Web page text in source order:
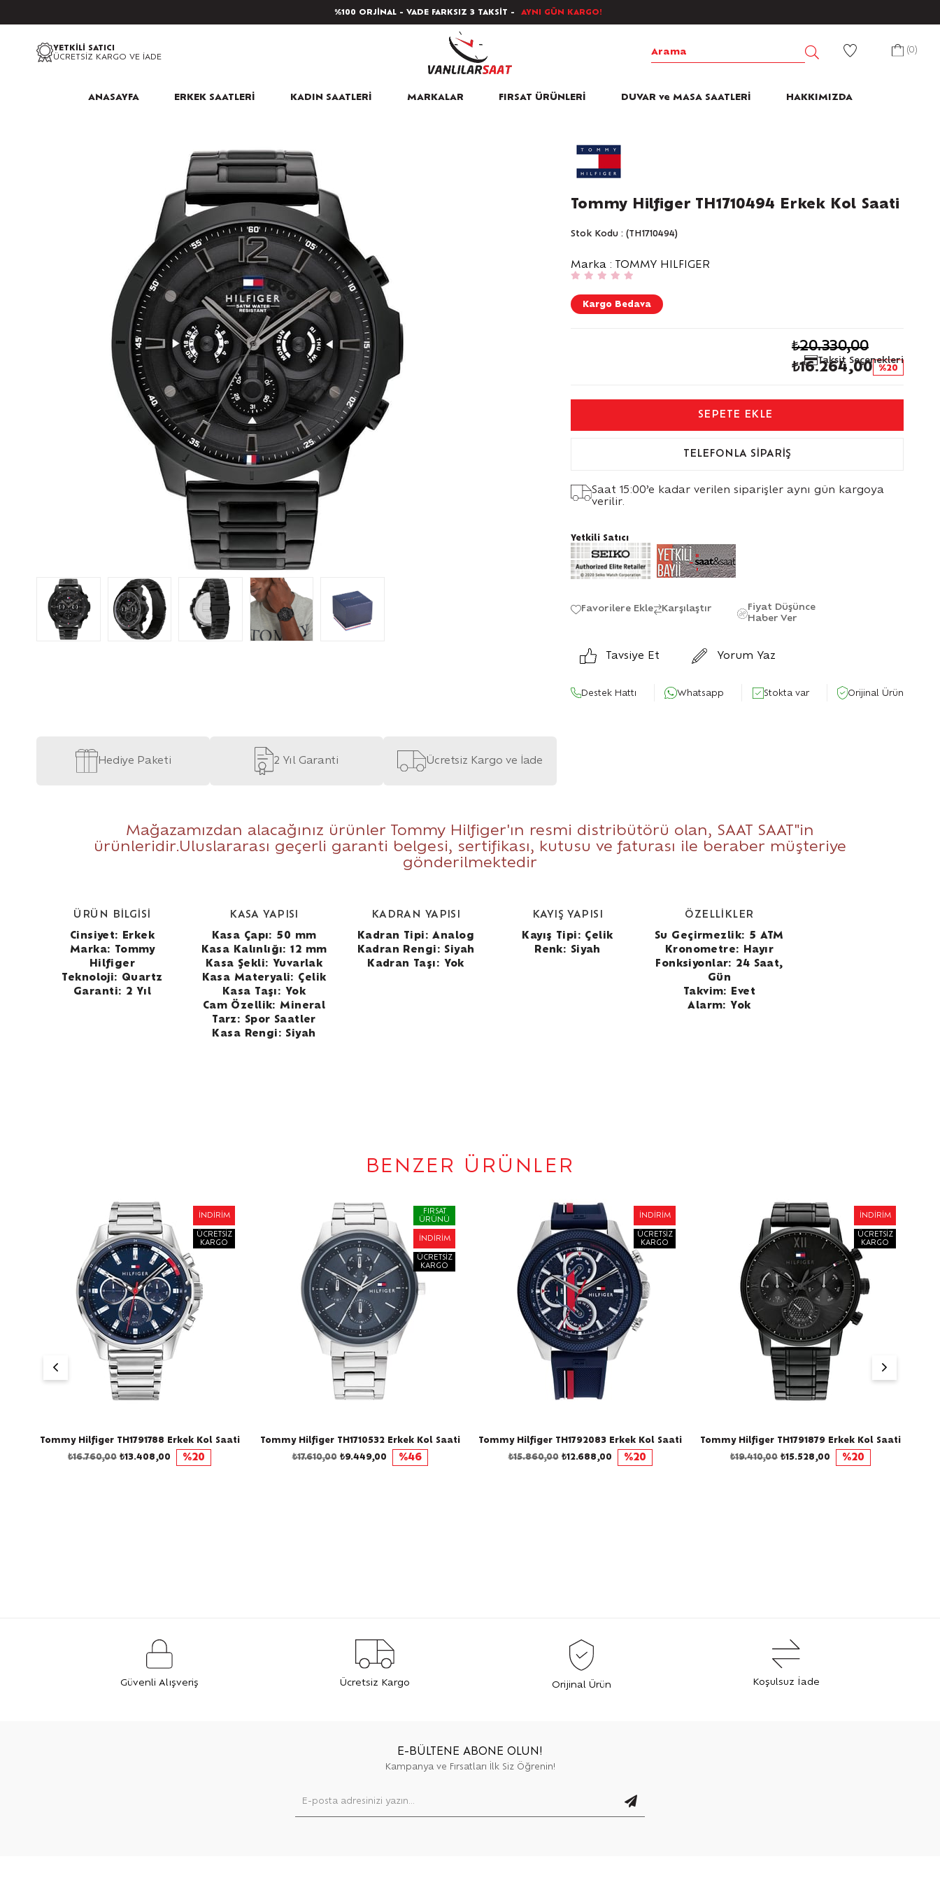
%100 ORJİNAL - VADE FARKSIZ 3 TAKSİT - AYNI GÜN KARGO!
YETKİLİ SATICI
ÜCRETSİZ KARGO VE İADE
0
ANASAYFA ERKEK SAATLERİ KADIN SAATLERİ MARKALAR FIRSAT ÜRÜNLERİ DUVAR ve MASA SAATLERİ HAKKIMIZDA
Tommy Hilfiger TH1710494 Erkek Kol Saati
Stok Kodu (TH1710494)
Marka : TOMMY HILFIGER
Kargo Bedava
Taksit Seçenekleri
20
₺20.330,00
₺16.264,00
TELEFONLA SIPARIŞ
Saat 15:00’e kadar verilen siparişler aynı gün kargoya
verilir.
Yetkili Satıcı
Favorilere Ekle Karşılaştır
Fiyat Düşünce
Haber Ver
Tavsiye Et Yorum Yaz
Destek Hattı Whatsapp Stokta var Orijinal Ürün
Hediye Paketi 2 Yıl Garanti Ücretsiz Kargo ve İade
Mağazamızdan alacağınız ürünler Tommy Hilfiger'ın resmi distribütörü olan, SAAT SAAT "in
ürünleridir.Uluslararası geçerli garanti belgesi, sertifikası, kutusu ve faturası ile beraber müşteriye
gönderilmektedir
ÜRÜN BİLGİSİ
Cinsiyet: Erkek
Marka: Tommy
Hilfiger
Teknoloji: Quartz
Garanti: 2 Yıl
KASA YAPISI
Kasa Çapı: 50 mm
Kasa Kalınlığı: 12 mm
Kasa Şekli: Yuvarlak
Kasa Materyali: Çelik
Kasa Taşı: Yok
Cam Özellik: Mineral
Tarz: Spor Saatler
Kasa Rengi: Siyah
KADRAN YAPISI
Kadran Tipi: Analog
Kadran Rengi: Siyah
Kadran Taşı: Yok
KAYIŞ YAPISI
Kayış Tipi: Çelik
Renk: Siyah
ÖZELLİKLER
Su Geçirmezlik: 5 ATM
Kronometre: Hayır
Fonksiyonlar: 24 Saat,
Gün
Takvim: Evet
Alarm: Yok
BENZER ÜRÜNLER
Tommy Hilfiger TH1791788 Erkek Kol Saati
İNDIRIM
ÜCRETSIZ
KARGO
₺13.408,00
₺16.760,00 %20
Tommy Hilfiger TH1710532 Erkek Kol Saati
FIRSAT
ÜRÜNÜ
İNDIRIM
ÜCRETSIZ
KARGO
₺9.449,00
₺17.610,00 %46
Tommy Hilfiger TH1792083 Erkek Kol Saati
İNDIRIM
ÜCRETSIZ
KARGO
₺12.688,00
₺15.860,00 %20
Tommy Hilfiger TH1791879 Erkek Kol Saati
İNDIRIM
ÜCRETSIZ
KARGO
₺15.528,00
₺19.410,00 %20
Güvenli Alışveriş Ücretsiz Kargo Orijinal Ürün Koşulsuz İade
E-BÜLTENE ABONE OLUN!
Kampanya ve Fırsatları İlk Siz Öğrenin!